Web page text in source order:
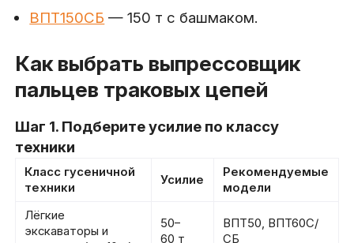
ВПТ150СБ — 150 т с башмаком.
Как выбрать выпрессовщик
пальцев траковых цепей
Шаг 1. Подберите усилие по классу
техники
Класс гусеничной
техники
Усилие
Рекомендуемые
модели
Лёгкие
экскаваторы и
50–
60 т
ВПТ50, ВПТ60С/
СБ